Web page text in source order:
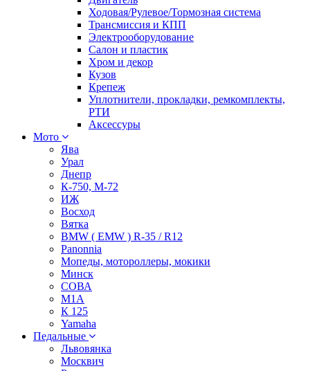
Ходовая/Рулевое/Тормозная система
Трансмиссия и КПП
Электрооборудование
Салон и пластик
Хром и декор
Кузов
Крепеж
Уплотнители, прокладки, ремкомплекты,
РТИ
Аксессуры
Мото
Ява
Урал
Днепр
К-750, М-72
ИЖ
Восход
Вятка
BMW ( EMW ) R-35 / R12
Panonnia
Мопеды, мотороллеры, мокики
Минск
СОВА
М1А
К 125
Yamaha
Педальные
Львовянка
Москвич